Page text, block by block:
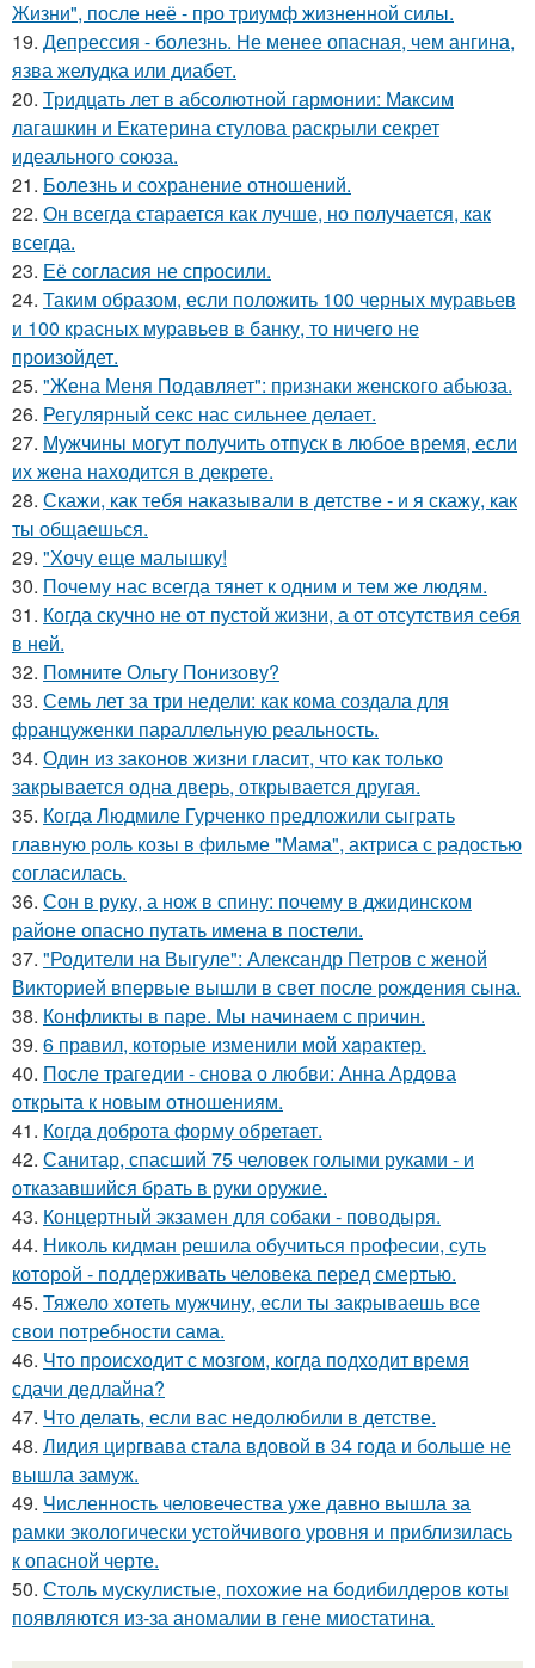
Жизни", после неё - про триумф жизненной силы.
19. Депрессия - болезнь. Не менее опасная, чем ангина,
язва желудка или диабет.
20. Тридцать лет в абсолютной гармонии: Максим
лагашкин и Екатерина стулова раскрыли секрет
идеального союза.
21. Болезнь и сохранение отношений.
22. Он всегда старается как лучше, но получается, как
всегда.
23. Её согласия не спросили.
24. Таким образом, если положить 100 черных муравьев
и 100 красных муравьев в банку, то ничего не
произойдет.
25. "Жена Меня Подавляет": признаки женского абьюза.
26. Регулярный секс нас сильнее делает.
27. Мужчины могут получить отпуск в любое время, если
их жена находится в декрете.
28. Скажи, как тебя наказывали в детстве - и я скажу, как
ты общаешься.
29. "Хочу еще малышку!
30. Почему нас всегда тянет к одним и тем же людям.
31. Когда скучно не от пустой жизни, а от отсутствия себя
в ней.
32. Помните Ольгу Понизову?
33. Семь лет за три недели: как кома создала для
француженки параллельную реальность.
34. Один из законов жизни гласит, что как только
закрывается одна дверь, открывается другая.
35. Когда Людмиле Гурченко предложили сыграть
главную роль козы в фильме "Мама", актриса с радостью
согласилась.
36. Сон в руку, а нож в спину: почему в джидинском
районе опасно путать имена в постели.
37. "Родители на Выгуле": Александр Петров с женой
Викторией впервые вышли в свет после рождения сына.
38. Конфликты в паре. Мы начинаем с причин.
39. 6 прaвил, которые изменили мой хaрaктер.
40. После трагедии - снова о любви: Анна Ардова
открыта к новым отношениям.
41. Когда доброта форму обретает.
42. Санитар, спасший 75 человек голыми руками - и
отказавшийся брать в руки оружие.
43. Концертный экзамен для собаки - поводыря.
44. Николь кидман решила обучиться професии, суть
которой - поддерживать человека перед смертью.
45. Тяжело хотеть мужчину, если ты закрываешь все
свои потребности сама.
46. Что происходит с мозгом, когда подходит время
сдачи дедлайна?
47. Что делать, если вас недолюбили в детстве.
48. Лидия циргвава стала вдовой в 34 года и больше не
вышла замуж.
49. Численность человечества уже давно вышла за
рамки экологически устойчивого уровня и приблизилась
к опасной черте.
50. Столь мускулистые, похожие на бодибилдеров коты
появляются из-за аномалии в гене миостатина.